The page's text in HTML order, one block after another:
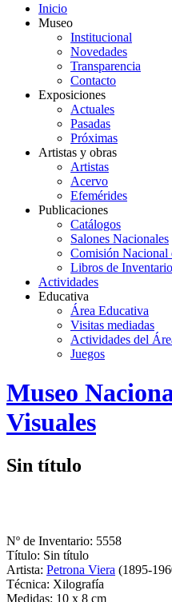
Inicio
Museo
Institucional
Novedades
Transparencia
Contacto
Exposiciones
Actuales
Pasadas
Próximas
Artistas y obras
Artistas
Acervo
Efemérides
Publicaciones
Catálogos
Salones Nacionales
Comisión Nacional
Libros de Inventario
Actividades
Educativa
Área Educativa
Visitas mediadas
Actividades del
Juegos
Logo
MNAV
Museo
Visuales
Sin título
Nº de Inventario: 5558
Título: Sin título
Artista: Petrona Viera (1895-
Técnica: Xilografía
Medidas: 10 x 8 cm